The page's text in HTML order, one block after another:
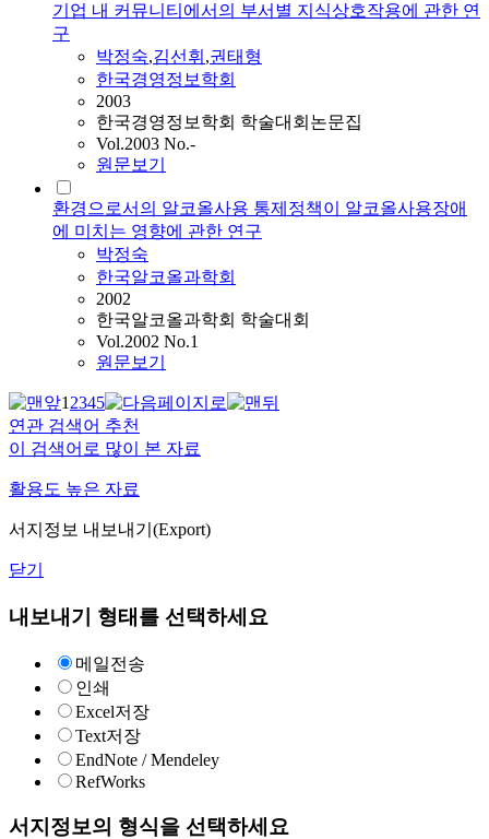
기업 내 커뮤니티에서의 부서별 지식상호작용에 관한 연
구
박정숙,김선휘 ,권태형
한국경영정보학회
2003
한국경영정보학회 학술대회논문집
Vol.2003 No.-
원문보기
환경으로서의 알코올사용 통제정책이 알코올사용장애
에 미치는 영향에 관한 연구
박정숙
한국알코올과학회
2002
한국알코올과학회 학술대회
Vol.2002 No.1
원문보기
12345
연관 검색어 추천
이 검색어로 많이 본 자료
활용도 높은 자료
서지정보 내보내기(Export)
닫기
내보내기 형태를 선택하세요
메일전송
인쇄
Excel저장
Text저장
EndNote / Mendeley
RefWorks
서지정보의 형식을 선택하세요